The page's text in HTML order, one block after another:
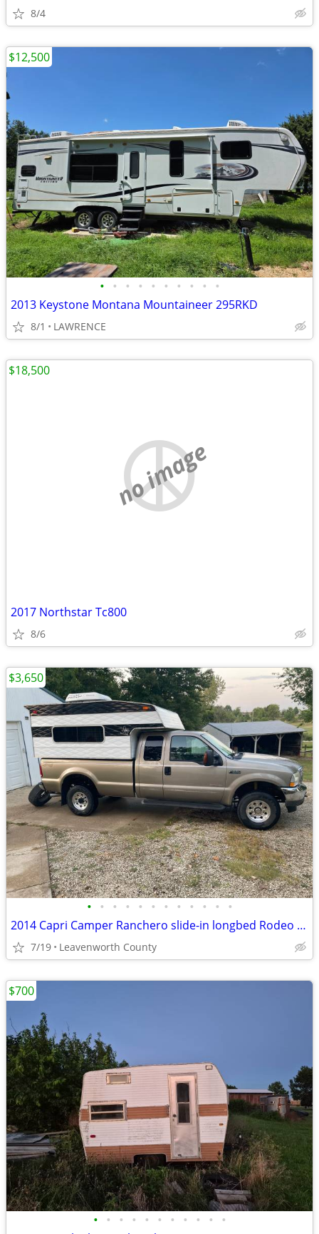
8/4
• • • • • • • • • •
2013 Keystone Montana Mountaineer 295RKD
8/1 LAWRENCE
$12,500
no image
2017 Northstar Tc800
8/6
$18,500
• • • • • • • • • • • •
2014 Capri Camper Ranchero slide-in longbed Rodeo Camper
7/19 Leavenworth County
$3,650
• • • • • • • • • • •
$700